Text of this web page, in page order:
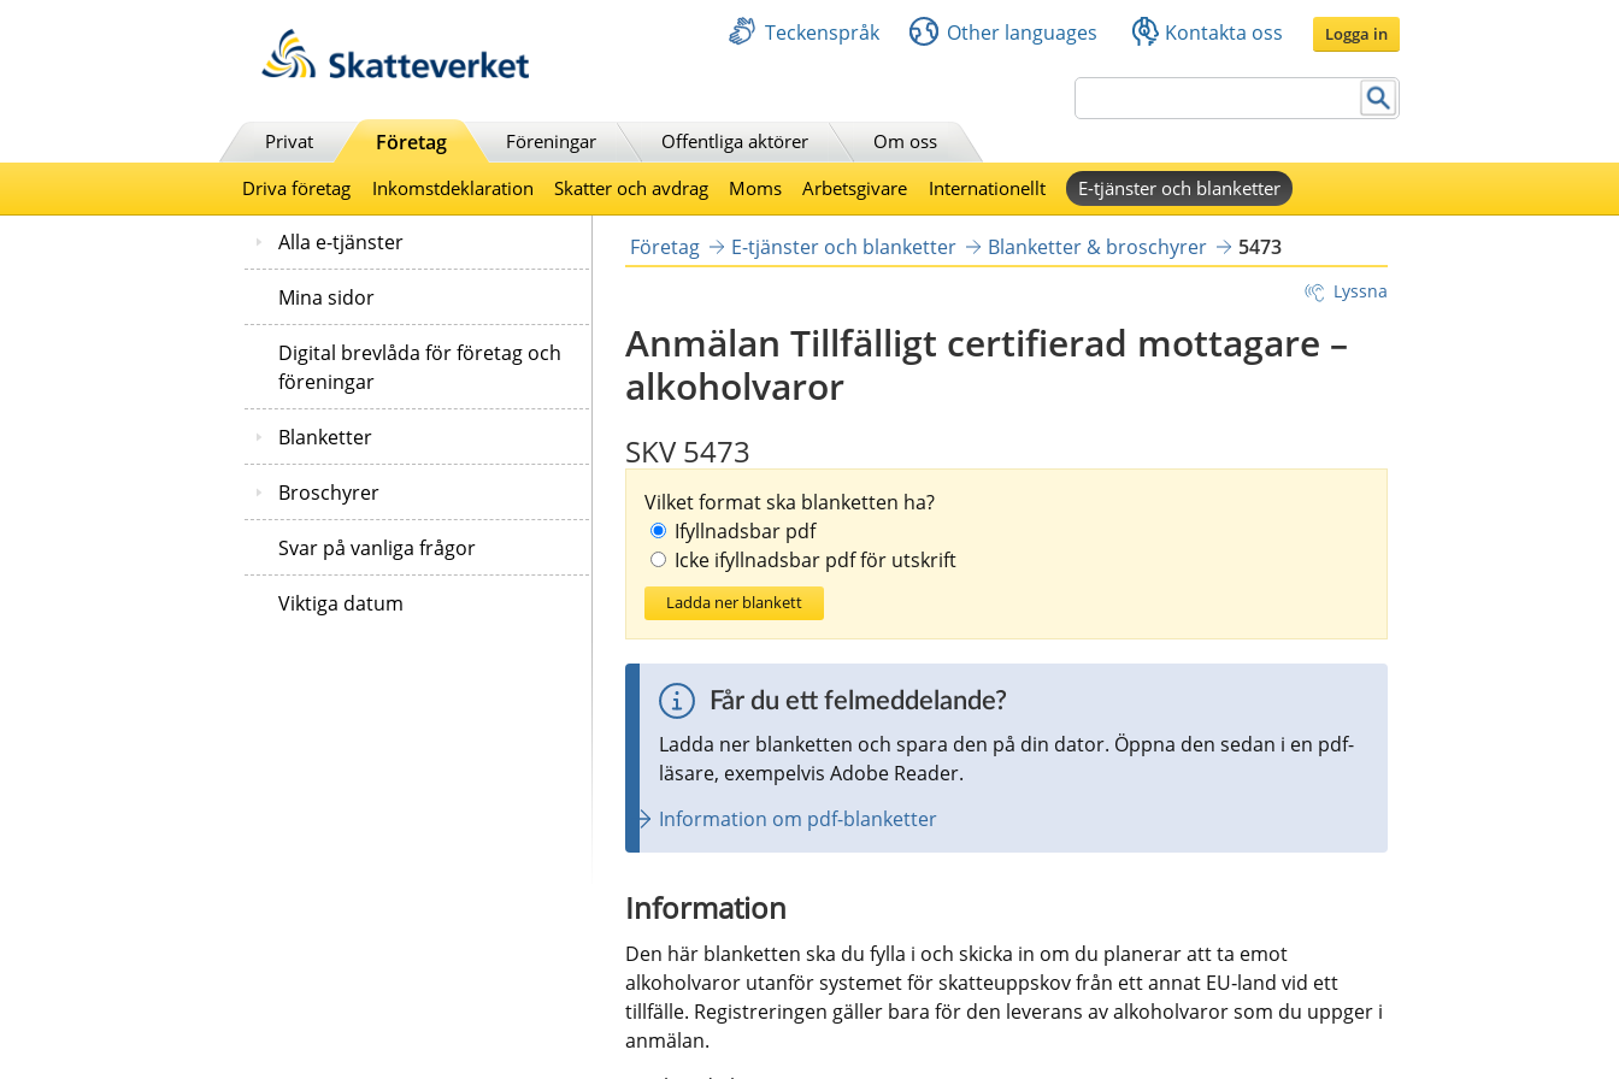
Teckenspråk Other languages Kontakta oss Logga in
Privat Företag Föreningar Offentliga aktörer
Om oss
Driva företag
Inkomstdeklaration Skatter och avdrag Moms Arbetsgivare Internationellt E-tjänster och blanketter
Alla e-tjänster
Mina sidor
Digital brevlåda för företag och
föreningar
Blanketter
Broschyrer
Svar på vanliga frågor
Viktiga datum
Företag E-tjänster och blanketter Blanketter & broschyrer 5473
Lyssna
Anmälan Tillfälligt certifierad mottagare –
alkoholvaror
SKV 5473
Vilket format ska blanketten ha?
Ifyllnadsbar pdf
Icke ifyllnadsbar pdf för utskrift
Ladda ner blankett
Får du ett felmeddelande?
Ladda ner blanketten och spara den på din dator. Öppna den sedan i en pdf-
läsare, exempelvis Adobe Reader.
Information om pdf-blanketter
Information
Den här blanketten ska du fylla i och skicka in om du planerar att ta emot
alkoholvaror utanför systemet för skatteuppskov från ett annat EU‑land vid ett
tillfälle. Registreringen gäller bara för den leverans av alkoholvaror som du uppger i
anmälan.